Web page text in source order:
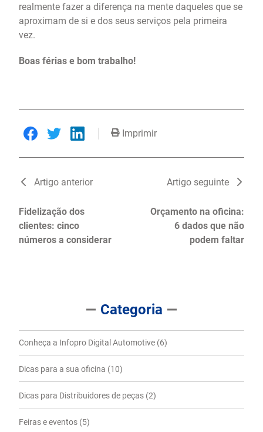
realmente fazer a diferença na mente daqueles que se
aproximam de si e dos seus serviços pela primeira
vez.
Boas férias e bom trabalho!
Imprimir
Artigo anterior
Fidelização dos
clientes: cinco
números a considerar
Artigo seguinte
Orçamento na oficina:
6 dados que não
podem faltar
Categoria
Conheça a Infopro Digital Automotive (6)
Dicas para a sua oficina (10)
Dicas para Distribuidores de peças (2)
Feiras e eventos (5)